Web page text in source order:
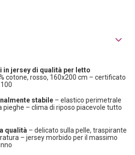
in jersey di qualità per letto
cotone, rosso, 160x200 cm – certificato
stabile – elastico perimetrale
pieghe – clima di riposo piacevole tutto
qualità – delicato sulla pelle, traspirante
– jersey morbido per il massimo